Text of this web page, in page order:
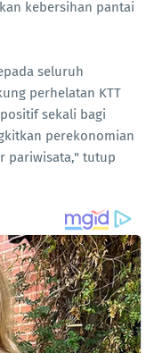
kebersihan pantai
seluruh
perhelatan KTT
sekali bagi
perekonomian
pariwisata," tutup